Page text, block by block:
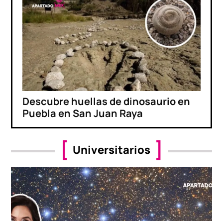
Descubre huellas de dinosaurio en
Puebla en San Juan Raya
Universitarios